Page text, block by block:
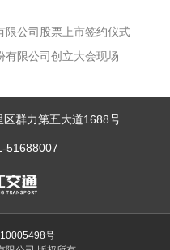
限公司股票上市签约仪式
有限公司创立大会现场
群力第五大道1688号
51688007
号